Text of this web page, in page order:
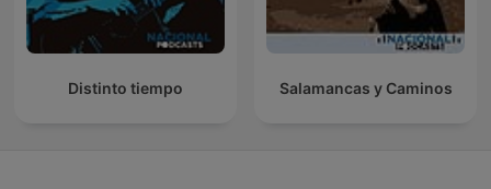
Distinto tiempo Salamancas y Caminos